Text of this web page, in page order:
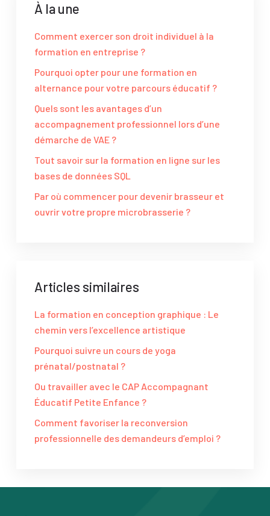
À la une
Comment exercer son droit individuel à la
formation en entreprise ?
Pourquoi opter pour une formation en
alternance pour votre parcours éducatif ?
Quels sont les avantages d’un
accompagnement professionnel lors d’une
démarche de VAE ?
Tout savoir sur la formation en ligne sur les
bases de données SQL
Par où commencer pour devenir brasseur et
ouvrir votre propre microbrasserie ?
Articles similaires
La formation en conception graphique : Le
chemin vers l’excellence artistique
Pourquoi suivre un cours de yoga
prénatal/postnatal ?
Ou travailler avec le CAP Accompagnant
Éducatif Petite Enfance ?
Comment favoriser la reconversion
professionnelle des demandeurs d’emploi ?